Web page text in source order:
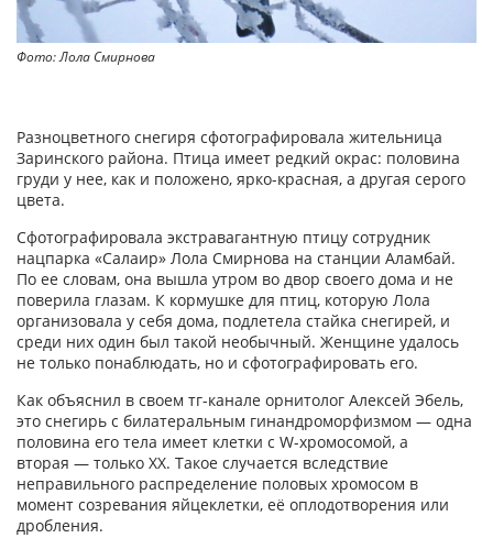
Фото: Лола Смирнова
Разноцветного снегиря сфотографировала жительница
Заринского района. Птица имеет редкий окрас: половина
груди у нее, как и положено, ярко-красная, а другая серого
цвета.
Сфотографировала экстравагантную птицу сотрудник
нацпарка «Салаир» Лола Смирнова на станции Аламбай.
По ее словам, она вышла утром во двор своего дома и не
поверила глазам. К кормушке для птиц, которую Лола
организовала у себя дома, подлетела стайка снегирей, и
среди них один был такой необычный. Женщине удалось
не только понаблюдать, но и сфотографировать его.
Как объяснил в своем тг-канале орнитолог Алексей Эбель,
это снегирь с билатеральным гинандроморфизмом — одна
половина его тела имеет клетки с W-хромосомой, а
вторая — только ХХ. Такое случается вследствие
неправильного распределение половых хромосом в
момент созревания яйцеклетки, её оплодотворения или
дробления.